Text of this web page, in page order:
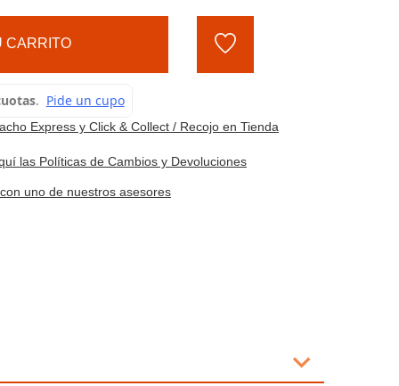
CARRITO
Express y Click & Collect / Recojo en Tienda
las Políticas de Cambios y Devoluciones
uno de nuestros asesores